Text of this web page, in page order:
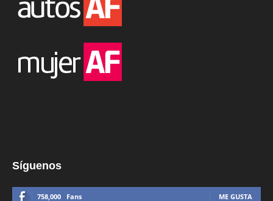
Síguenos
758,000 Fans ME GUSTA